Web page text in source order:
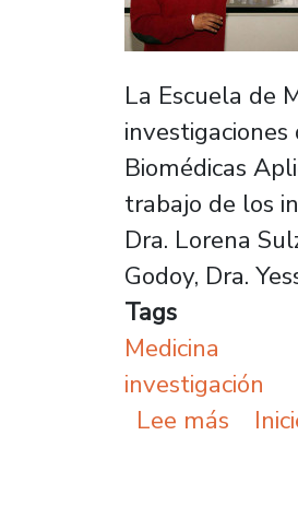
La Escuela de
Biomédicas
trabajo de los
Dra. Lorena
Godoy, Dra.
Tags
Medicina
investigación
Lee más